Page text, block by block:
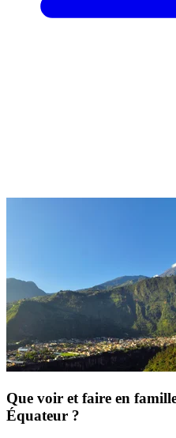
Que voir et faire en
Équateur ?